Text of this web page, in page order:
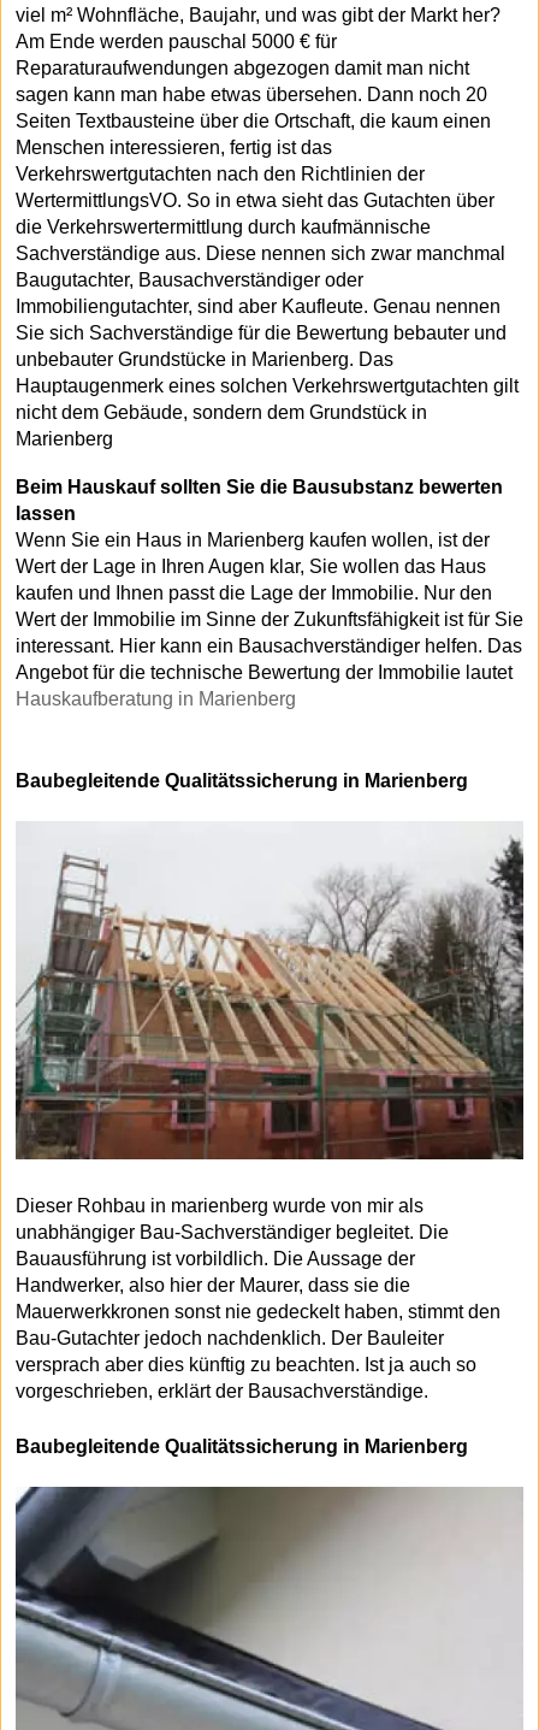
viel m² Wohnfläche, Baujahr, und was gibt der Markt her?
Am Ende werden pauschal 5000 € für
Reparaturaufwendungen abgezogen damit man nicht
sagen kann man habe etwas übersehen. Dann noch 20
Seiten Textbausteine über die Ortschaft, die kaum einen
Menschen interessieren, fertig ist das
Verkehrswertgutachten nach den Richtlinien der
WertermittlungsVO. So in etwa sieht das Gutachten über
die Verkehrswertermittlung durch kaufmännische
Sachverständige aus. Diese nennen sich zwar manchmal
Baugutachter, Bausachverständiger oder
Immobiliengutachter, sind aber Kaufleute. Genau nennen
Sie sich Sachverständige für die Bewertung bebauter und
unbebauter Grundstücke in Marienberg. Das
Hauptaugenmerk eines solchen Verkehrswertgutachten gilt
nicht dem Gebäude, sondern dem Grundstück in
Marienberg
Beim Hauskauf sollten Sie die Bausubstanz bewerten
lassen
Wenn Sie ein Haus in Marienberg kaufen wollen, ist der
Wert der Lage in Ihren Augen klar, Sie wollen das Haus
kaufen und Ihnen passt die Lage der Immobilie. Nur den
Wert der Immobilie im Sinne der Zukunftsfähigkeit ist für Sie
interessant. Hier kann ein Bausachverständiger helfen. Das
Angebot für die technische Bewertung der Immobilie lautet
Hauskaufberatung in Marienberg
Baubegleitende Qualitätssicherung in Marienberg
Dieser Rohbau in marienberg wurde von mir als
unabhängiger Bau-Sachverständiger begleitet. Die
Bauausführung ist vorbildlich. Die Aussage der
Handwerker, also hier der Maurer, dass sie die
Mauerwerkkronen sonst nie gedeckelt haben, stimmt den
Bau-Gutachter jedoch nachdenklich. Der Bauleiter
versprach aber dies künftig zu beachten. Ist ja auch so
vorgeschrieben, erklärt der Bausachverständige.
Baubegleitende Qualitätssicherung in Marienberg